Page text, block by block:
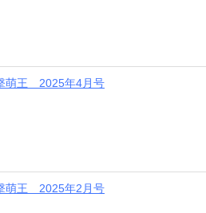
萌王 2025年4月号
萌王 2025年2月号